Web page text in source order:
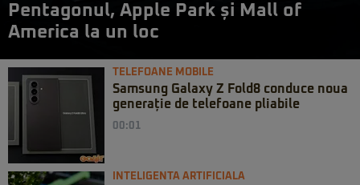
Pentagonul, Apple Park și Mall of
America la un loc
TELEFOANE MOBILE
Samsung Galaxy Z Fold8 conduce noua
generație de telefoane pliabile
00:01
INTELIGENTA ARTIFICIALA